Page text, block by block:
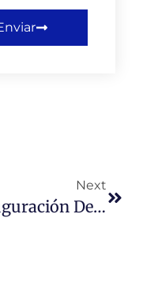
Next
Inauguración Del «Espacio De Calma» En La Universidad Miguel De Cervantes: Apoyo Integral Para Estudiantes Neurodivergentes